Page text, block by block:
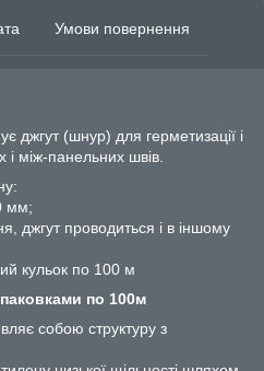
Умови повернення
джгут (шнур) для герметизації і
і між-панельних швів.
мм;
джгут проводиться і в іншому
кульок по 100 м
по 100м
собою структуру з